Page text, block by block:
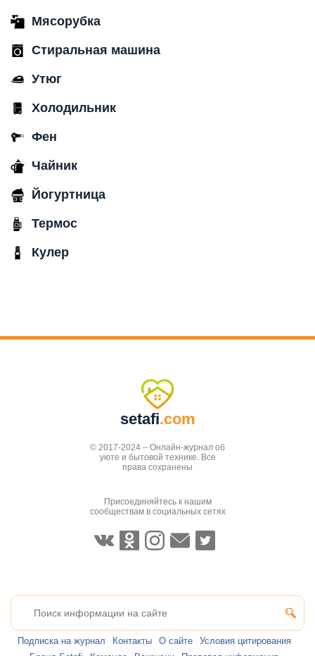
Мясорубка
Стиральная машина
Утюг
Холодильник
Фен
Чайник
Йогуртница
Термос
Кулер
setafi.com
© 2017-2024 – Онлайн-журнал об
уюте и бытовой технике. Все
права сохранены
Присоединяйтесь к нашим
сообществам в социальных сетях
Подписка на журнал Контакты О сайте
Условия цитирования